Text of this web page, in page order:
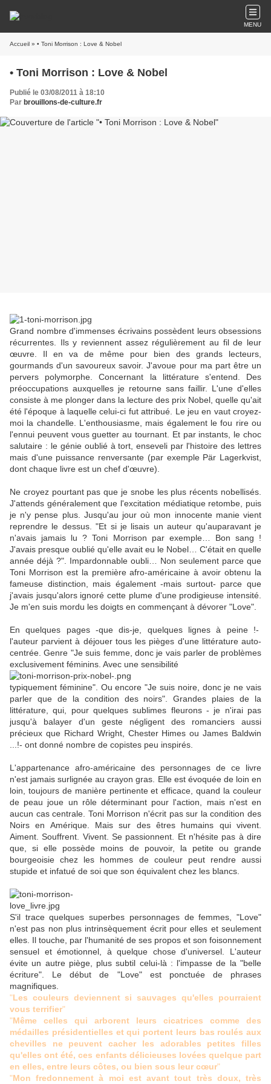
MENU
Accueil » • Toni Morrison : Love & Nobel
• Toni Morrison : Love & Nobel
Publié le 03/08/2011 à 18:10
Par brouillons-de-culture.fr
Grand nombre d'immenses écrivains possèdent leurs obsessions
récurrentes. Ils y reviennent assez régulièrement au fil de leur
œuvre. Il en va de même pour bien des grands lecteurs,
gourmands d'un savoureux savoir. J'avoue pour ma part être un
pervers polymorphe. Concernant la littérature s'entend. Des
préoccupations auxquelles je retourne sans faillir. L'une d'elles
consiste à me plonger dans la lecture des prix Nobel, quelle qu'ait
été l'époque à laquelle celui-ci fut attribué. Le jeu en vaut croyez-
moi la chandelle. L'enthousiasme, mais également le fou rire ou
l'ennui peuvent vous guetter au tournant. Et par instants, le choc
salutaire : le génie oublié à tort, enseveli par l'histoire des lettres
mais d'une puissance renversante (par exemple Pär Lagerkvist,
dont chaque livre est un chef d'œuvre).
Ne croyez pourtant pas que je snobe les plus récents nobellisés.
J'attends généralement que l'excitation médiatique retombe, puis
je n'y pense plus. Jusqu'au jour où mon innocente manie vient
reprendre le dessus. "Et si je lisais un auteur qu'auparavant je
n'avais jamais lu ? Toni Morrison par exemple… Bon sang !
J'avais presque oublié qu'elle avait eu le Nobel… C'était en quelle
année déjà ?". Impardonnable oubli… Non seulement parce que
Toni Morrison est la première afro-américaine à avoir obtenu la
fameuse distinction, mais également -mais surtout- parce que
j'avais jusqu'alors ignoré cette plume d'une prodigieuse intensité.
Je m'en suis mordu les doigts en commençant à dévorer "Love".
En quelques pages -que dis-je, quelques lignes à peine !-
l'auteur parvient à déjouer tous les pièges d'une littérature auto-
centrée. Genre "Je suis femme, donc je vais parler de problèmes
exclusivement féminins. Avec une sensibilité
typiquement féminine". Ou encore "Je suis noire, donc je ne vais
parler que de la condition des noirs". Grandes plaies de la
littérature, qui, pour quelques sublimes fleurons - je n'irai pas
jusqu'à balayer d'un geste négligent des romanciers aussi
précieux que Richard Wright, Chester Himes ou James Baldwin
...!- ont donné nombre de copistes peu inspirés.
L'appartenance afro-américaine des personnages de ce livre
n'est jamais surlignée au crayon gras. Elle est évoquée de loin en
loin, toujours de manière pertinente et efficace, quand la couleur
de peau joue un rôle déterminant pour l'action, mais n'est en
aucun cas centrale. Toni Morrison n'écrit pas sur la condition des
Noirs en Amérique. Mais sur des êtres humains qui vivent.
Aiment. Souffrent. Vivent. Se passionnent. Et n'hésite pas à dire
que, si elle possède moins de pouvoir, la petite ou grande
bourgeoisie chez les hommes de couleur peut rendre aussi
stupide et infatué de soi que son équivalent chez les blancs.
S'il trace quelques superbes personnages de femmes, "Love"
n'est pas non plus intrinsèquement écrit pour elles et seulement
elles. Il touche, par l'humanité de ses propos et son foisonnement
sensuel et émotionnel, à quelque chose d'universel. L'auteur
évite un autre piège, plus subtil celui-là : l'impasse de la "belle
écriture". Le début de "Love" est ponctuée de phrases
magnifiques.
"Les couleurs deviennent si sauvages qu'elles pourraient
vous terrifier"
"Même celles qui arborent leurs cicatrices comme des
médailles présidentielles et qui portent leurs bas roulés aux
chevilles ne peuvent cacher les adorables petites filles
qu'elles ont été, ces enfants délicieuses lovées quelque part
en elles, entre leurs côtes, ou bien sous leur cœur"
"Mon fredonnement à moi est avant tout très doux, très